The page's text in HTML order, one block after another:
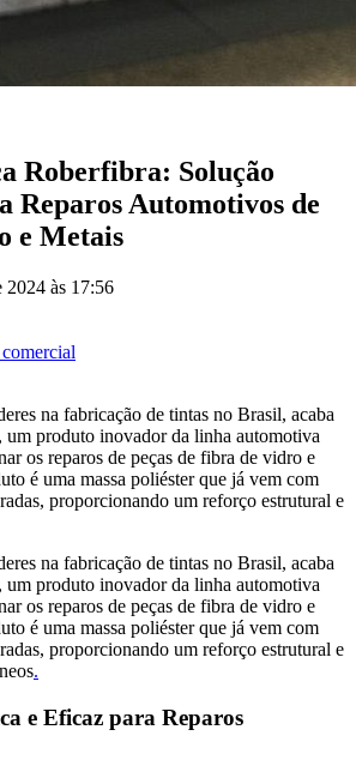
Roberfibra: Solução
Reparos Automotivos de
e Metais
2024 às 17:56
na fabricação de tintas no Brasil, acaba
um produto inovador da linha automotiva
os reparos de peças de fibra de vidro e
é uma massa poliéster que já vem com
proporcionando um reforço estrutural e
na fabricação de tintas no Brasil, acaba
um produto inovador da linha automotiva
os reparos de peças de fibra de vidro e
é uma massa poliéster que já vem com
proporcionando um reforço estrutural e
.
e Eficaz para Reparos